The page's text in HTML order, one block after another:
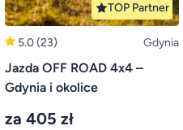
TOP Partner
5.0(23) Gdynia
Jazda OFF ROAD 4x4 –
Gdynia i okolice
za 405 zł